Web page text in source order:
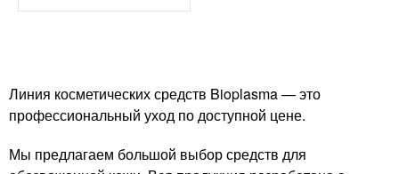
Линия косметических средств Bioplasma — это
профессиональный уход по доступной цене.
Мы предлагаем большой выбор средств для